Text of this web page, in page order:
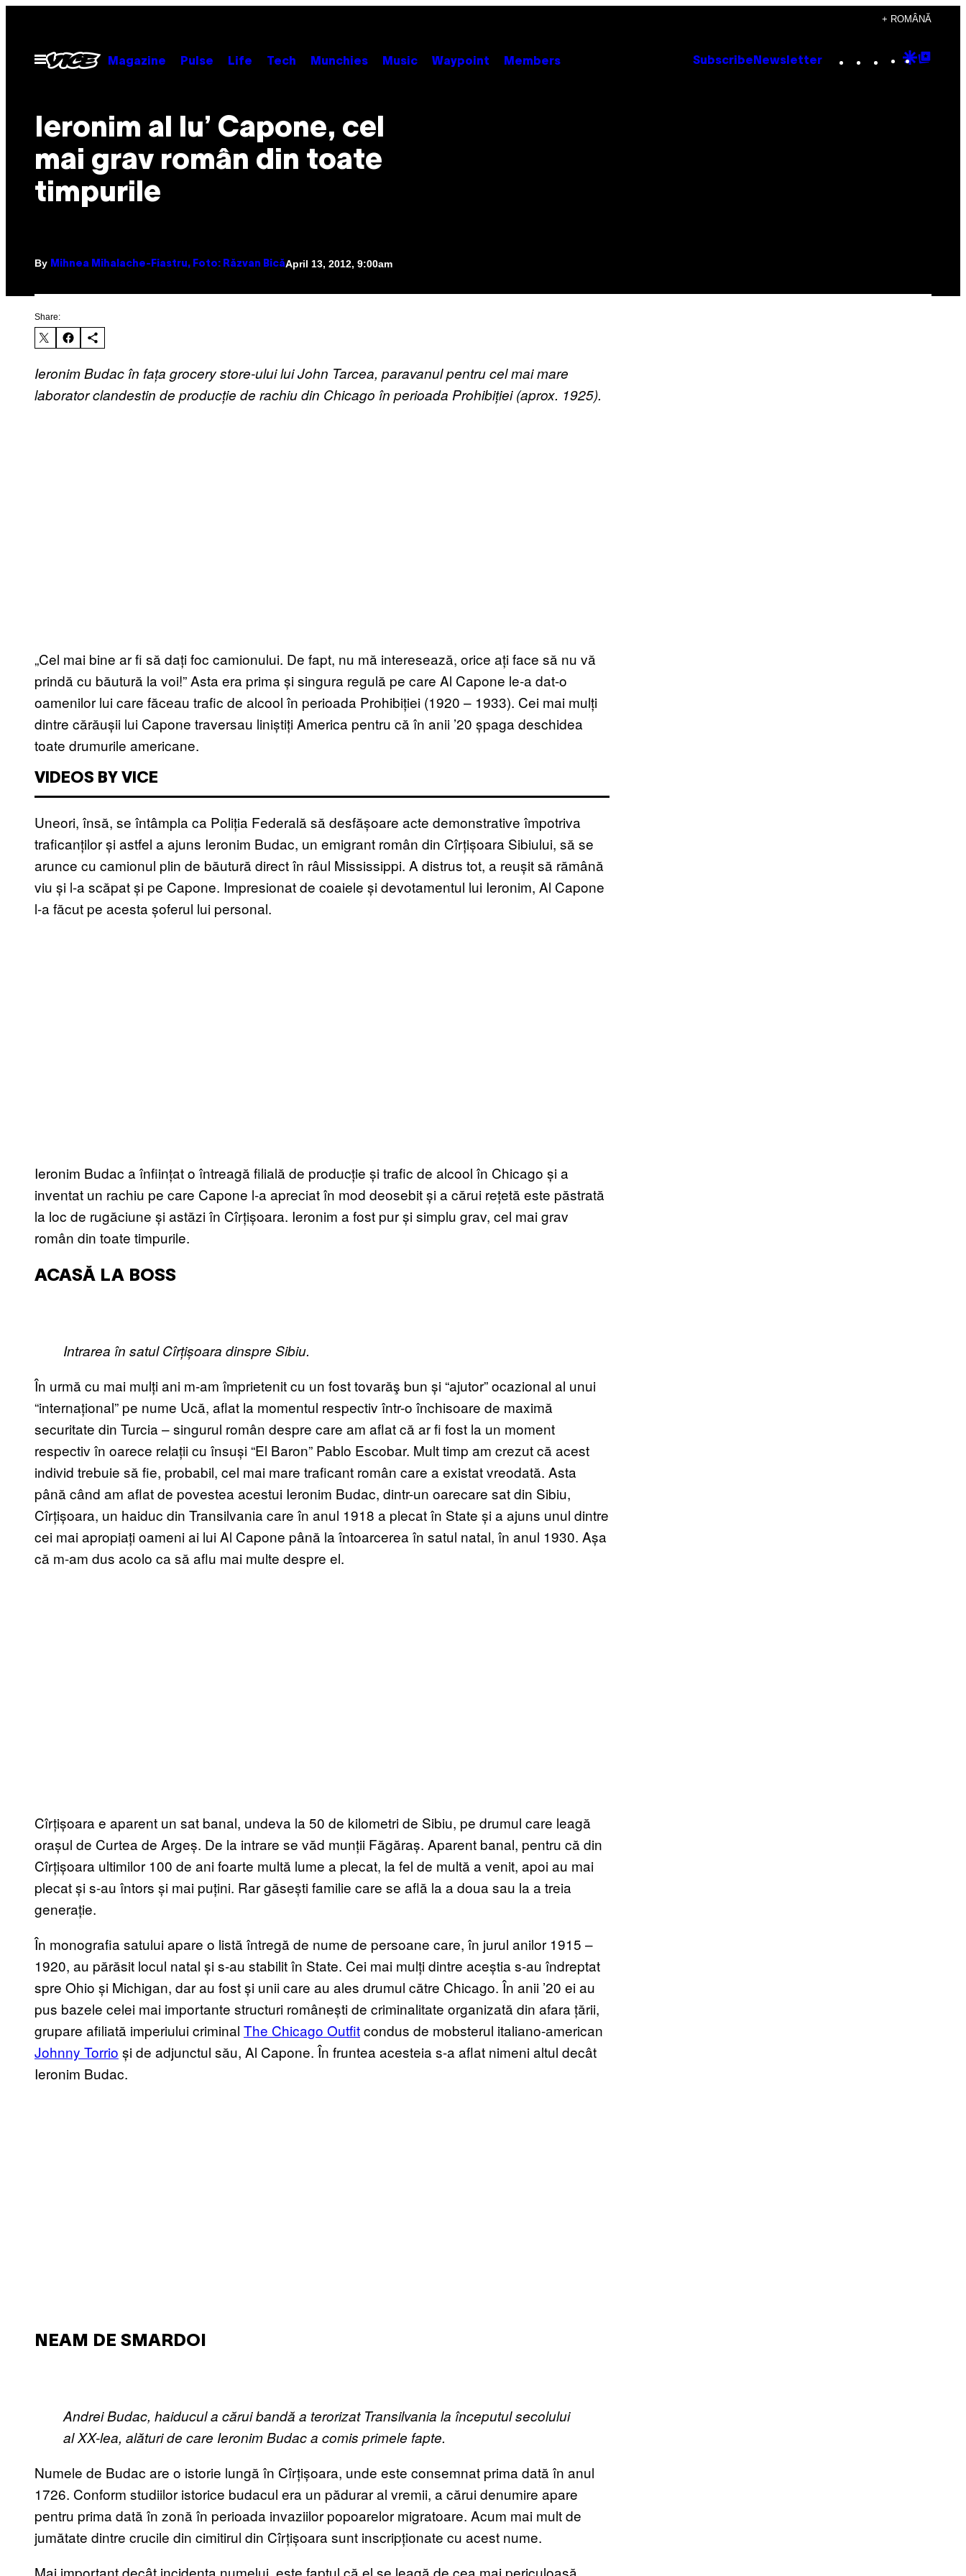
content
+ ROMÂNĂ
Open
Menu
Magazine Pulse Life Tech Munchies Music Waypoint Members Subscribe Newsletter Instagram
TikTok
YouTube
Google
Ieronim al lu’ Capone, cel
mai grav român din toate
timpurile
By Mihnea Mihalache-Fiastru, Foto: Răzvan BicăApril 13, 2012, 9:00am
Share:
Ieronim Budac în fața grocery store-ului lui John Tarcea, paravanul pentru cel mai mare
laborator clandestin de producție de rachiu din Chicago în perioada Prohibiției (aprox. 1925).
„Cel mai bine ar fi să dați foc camionului. De fapt, nu mă interesează, orice ați face să nu vă
prindă cu băutură la voi!” Asta era prima și singura regulă pe care Al Capone le-a dat-o
oamenilor lui care făceau trafic de alcool în perioada Prohibiției (1920 – 1933). Cei mai mulți
dintre cărăușii lui Capone traversau liniștiți America pentru că în anii ’20 șpaga deschidea
toate drumurile americane.
VIDEOS BY VICE
Uneori, însă, se întâmpla ca Poliția Federală să desfășoare acte demonstrative împotriva
traficanților și astfel a ajuns Ieronim Budac, un emigrant român din Cîrțișoara Sibiului, să se
arunce cu camionul plin de băutură direct în râul Mississippi. A distrus tot, a reușit să rămână
viu și l-a scăpat și pe Capone. Impresionat de coaiele și devotamentul lui Ieronim, Al Capone
l-a făcut pe acesta șoferul lui personal.
Ieronim Budac a înființat o întreagă filială de producție și trafic de alcool în Chicago și a
inventat un rachiu pe care Capone l-a apreciat în mod deosebit și a cărui rețetă este păstrată
la loc de rugăciune și astăzi în Cîrțișoara. Ieronim a fost pur și simplu grav, cel mai grav
român din toate timpurile.
ACASĂ LA BOSS
Intrarea în satul Cîrțișoara dinspre Sibiu.
În urmă cu mai mulți ani m-am împrietenit cu un fost tovarăş bun și “ajutor” ocazional al unui
“internațional” pe nume Ucă, aflat la momentul respectiv într-o închisoare de maximă
securitate din Turcia – singurul român despre care am aflat că ar fi fost la un moment
respectiv în oarece relații cu însuși “El Baron” Pablo Escobar. Mult timp am crezut că acest
individ trebuie să fie, probabil, cel mai mare traficant român care a existat vreodată. Asta
până când am aflat de povestea acestui Ieronim Budac, dintr-un oarecare sat din Sibiu,
Cîrțișoara, un haiduc din Transilvania care în anul 1918 a plecat în State și a ajuns unul dintre
cei mai apropiați oameni ai lui Al Capone până la întoarcerea în satul natal, în anul 1930. Așa
că m-am dus acolo ca să aflu mai multe despre el.
Cîrțișoara e aparent un sat banal, undeva la 50 de kilometri de Sibiu, pe drumul care leagă
orașul de Curtea de Argeș. De la intrare se văd munții Făgăraș. Aparent banal, pentru că din
Cîrțișoara ultimilor 100 de ani foarte multă lume a plecat, la fel de multă a venit, apoi au mai
plecat și s-au întors și mai puțini. Rar găsești familie care se află la a doua sau la a treia
generație.
În monografia satului apare o listă întregă de nume de persoane care, în jurul anilor 1915 –
1920, au părăsit locul natal și s-au stabilit în State. Cei mai mulți dintre aceștia s-au îndreptat
spre Ohio și Michigan, dar au fost și unii care au ales drumul către Chicago. În anii ’20 ei au
pus bazele celei mai importante structuri românești de criminalitate organizată din afara țării,
grupare afiliată imperiului criminal The Chicago Outfitcondus de mobsterul italiano-american
Johnny Torrio și de adjunctul său, Al Capone. În fruntea acesteia s-a aflat nimeni altul decât
Ieronim Budac.
NEAM DE SMARDOI
Andrei Budac, haiducul a cărui bandă a terorizat Transilvania la începutul secolului
al XX-lea, alături de care Ieronim Budac a comis primele fapte.
Numele de Budac are o istorie lungă în Cîrțișoara, unde este consemnat prima dată în anul
1726. Conform studiilor istorice budacul era un pădurar al vremii, a cărui denumire apare
pentru prima dată în zonă în perioada invaziilor popoarelor migratoare. Acum mai mult de
jumătate dintre crucile din cimitirul din Cîrțișoara sunt inscripționate cu acest nume.